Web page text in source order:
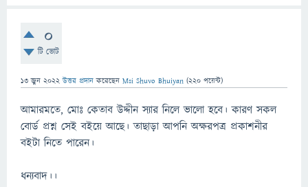
0
টি ভোট
13 জুন 2022 উত্তর প্রদান করেছেন Msi Shuvo Bhuiyan (220 পয়েন্ট)
আমারমতে, মোঃ কেতাব উদ্দীন স্যার নিলে ভালো হবে। কারণ সকল
বোর্ড প্রশ্ন সেই বইয়ে আছে। তাছাড়া আপনি অক্ষরপত্র প্রকাশনীর
বইটা নিতে পারেন।
ধন্যবাদ।।